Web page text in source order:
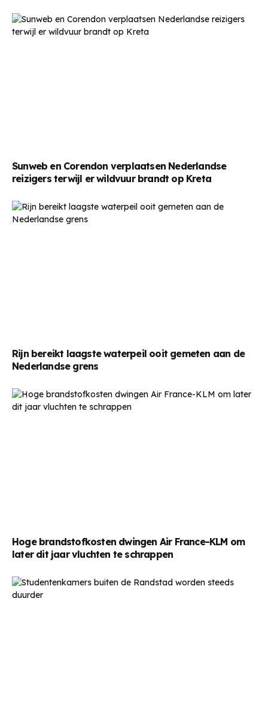
Sunweb en Corendon verplaatsen Nederlandse
reizigers terwijl er wildvuur brandt op Kreta
Rijn bereikt laagste waterpeil ooit gemeten aan de
Nederlandse grens
Hoge brandstofkosten dwingen Air France-KLM om
later dit jaar vluchten te schrappen